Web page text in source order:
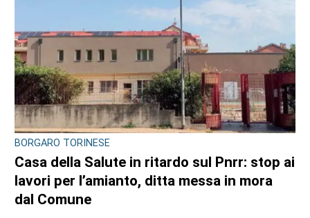
BORGARO TORINESE
Casa della Salute in ritardo sul Pnrr: stop ai
lavori per l’amianto, ditta messa in mora
dal Comune